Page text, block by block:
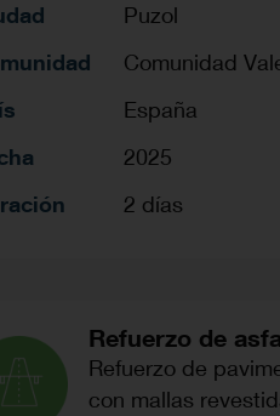
Puzol
Comunidad
España
2025
2 días
Refuerzo de
Refuerzo de
con mallas